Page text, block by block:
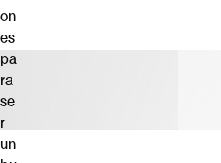
on
es
pa
ra
se
r
un